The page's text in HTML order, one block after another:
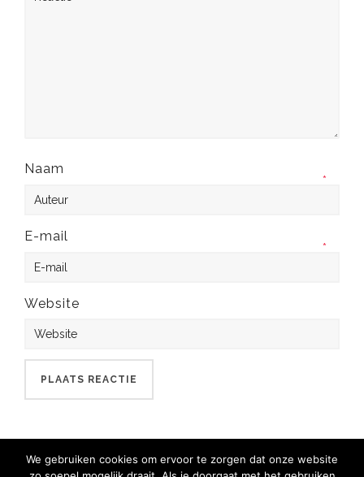
Naam
*
E-mail
*
Website
We gebruiken cookies om ervoor te zorgen dat onze website